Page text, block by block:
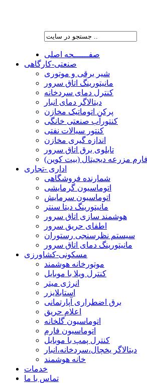
صفــــــحه اصلی
صنعتی-کارگاهی
شیر برقی و موتوری
مانیتورینگ اتاق سرور
کنترل دمای سردخانه
دیتالاگر دمای انبار
پرکن اتوماتیک مخازن
کنتورآب صنعتی خانگی
کنتور سیالات نفتی
اندازه گیری مخازن
تابلوی برق اتاق سرور
مزرعه دیجیتال (بیت کوین)
اداری -تجاری
شمارنده فروشگاهی
اتوماسیون گرمایشی
اتوماسیون سرمایش
مانیتورینگ دیتا سنتر
هوشمند سازی اتاق سرور
اطفای حریق سرور
سیستم نظرسنجی رستوران
مانیتورینگ دمای اتاق سرور
مسکونی-کشاورزی
موتورخانه هوشمند
کنترل ویلا با موبایل
انرژی میتر
استابلایزر
برق اضطراری آپارتمانی
اعلام حریق
اتوماسیون گلخانه
اتوماسیون فارم
کنترل پمپ با موبایل
دیتالاگر یخچال،سردخانه،انبار
خانه هوشمند
خدمات
تماس با ما